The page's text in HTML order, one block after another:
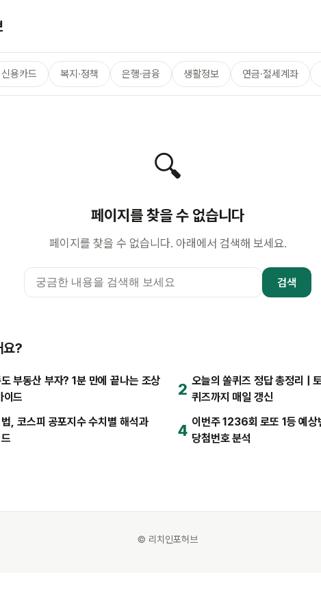
신용카드 복지·정책 은행·금융 생활정보 연금·절세계좌
🔍
페이지를 찾을 수 없습니다
페이지를 찾을 수 없습니다. 아래에서 검색해 보세요.
검색어 검색
요?
부동산 부자? 1분 만에 끝나는 조상
이드
2 오늘의 쏠퀴즈 정답 총정리 |
퀴즈까지 매일 갱신
, 코스피 공포지수 수치별 해석과
4 이번주 1236회 로또 1등 예
당첨번호 분석
© 리치인포허브